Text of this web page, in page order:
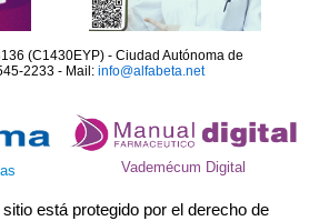
(C1430EYP) - Ciudad Autónoma de
2233 - Mail: info@alfabeta.net
Vademécum Digital
está protegido por el derecho de